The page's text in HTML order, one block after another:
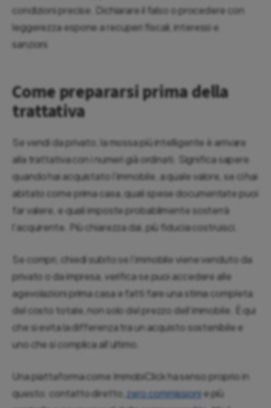
condizioni precise. Dichiarare il falso o procedere con
leggerezza espone a recuperi fiscali, interessi e
sanzioni.
Come prepararsi prima della
trattativa
Se vendi da privato, la mossa più intelligente è arrivare
alla trattativa con i numeri già ordinati. Significa sapere
quando hai acquistato l’immobile, a quale valore, se ci hai
abitato come prima casa, quali spese documentate puoi
far valere, e quali imposte probabilmente sosterrà
l’acquirente. Più chiarezza dai, più fiducia costruisci.
Se compri, chiedi subito se l’immobile viene venduto da
privato o da impresa, verifica se puoi accedere alle
agevolazioni prima casa e fatti fare una stima completa
del costo totale, non solo del prezzo dell’immobile. È qui
che si evita la differenza tra un acquisto sostenibile e
uno che si complica all’ultimo.
Una piattaforma come ImmobiClick ha senso proprio in
questo: contatto diretto,zero commissionie più